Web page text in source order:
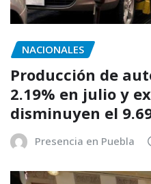
NACIONALES
Producción de
2.19% en julio y
disminuyen el
Presencia en Puebla